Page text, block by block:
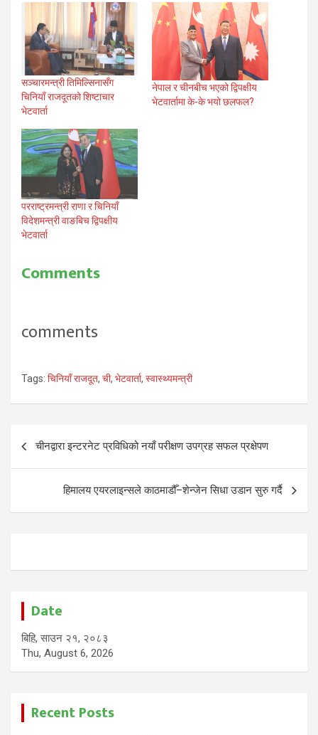
सञ्चारमन्त्री तिमिल्सिनासँग
चिनियाँ राजदूतको शिष्टाचार
भेटवार्ता
नेपाल र चीनबीच भएको द्विपक्षीय
भेटवार्तामा के-के भयो छलफल?
परराष्ट्रमन्त्री राणा र चिनियाँ
विदेशमन्त्री वाङबिच द्विपक्षीय
भेटवार्ता
Comments
comments
Tags: चिनियाँ राजदूत, ची, भेटवार्ता, स्वास्थ्यमन्त्री
Post
navigation
चीनद्वारा इन्टरनेट प्रविधिको नयाँ परीक्षण उपग्रह सफल प्रक्षेपण
हिमालय एयरलाइन्सले काठमाडौँ–शेन्जेन सिधा उडान सुरु गर्दै
Date
बिहि, साउन २१, २०८३
Thu, August 6, 2026
Recent Posts